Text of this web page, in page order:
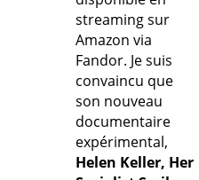
streaming sur
Amazon via
Fandor. Je suis
convaincu que
son nouveau
documentaire
expérimental,
Helen Keller, Her